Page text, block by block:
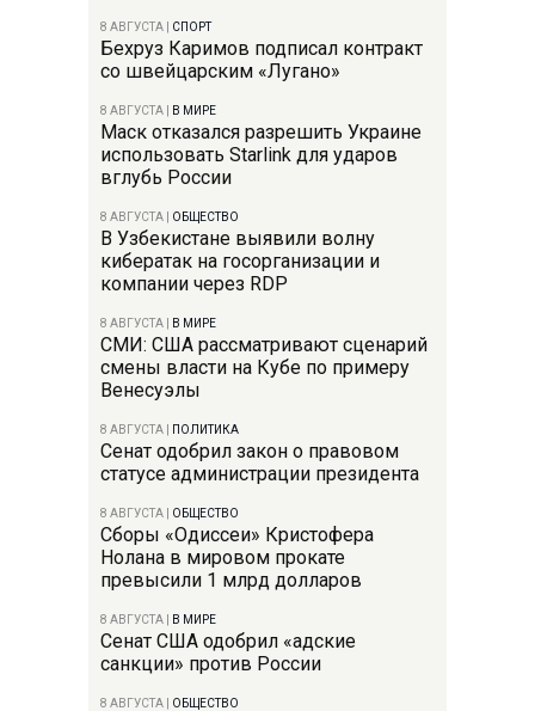
8 АВГУСТА СПОРТ
Бехруз Каримов подписал контракт
со швейцарским «Лугано»
8 АВГУСТА В МИРЕ
Маск отказался разрешить Украине
использовать Starlink для ударов
вглубь России
8 АВГУСТА ОБЩЕСТВО
В Узбекистане выявили волну
кибератак на госорганизации и
компании через RDP
8 АВГУСТА В МИРЕ
СМИ: США рассматривают сценарий
смены власти на Кубе по примеру
Венесуэлы
8 АВГУСТА ПОЛИТИКА
Сенат одобрил закон о правовом
статусе администрации президента
8 АВГУСТА ОБЩЕСТВО
Сборы «Одиссеи» Кристофера
Нолана в мировом прокате
превысили 1 млрд долларов
8 АВГУСТА В МИРЕ
Сенат США одобрил «адские
санкции» против России
8 АВГУСТА ОБЩЕСТВО